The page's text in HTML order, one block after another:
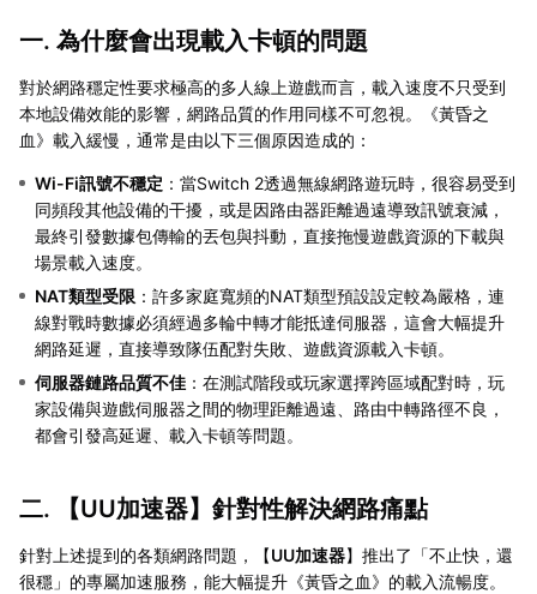
一. 為什麼會出現載入卡頓的問題
對於網路穩定性要求極高的多人線上遊戲而言，載入速度不只受到
本地設備效能的影響，網路品質的作用同樣不可忽視。《黃昏之
血》載入緩慢，通常是由以下三個原因造成的：
Wi-Fi訊號不穩定 ：當Switch 2透過無線網路遊玩時，很容易受到
同頻段其他設備的干擾，或是因路由器距離過遠導致訊號衰減，
最終引發數據包傳輸的丟包與抖動，直接拖慢遊戲資源的下載與
場景載入速度。
NAT類型受限 ：許多家庭寬頻的NAT類型預設設定較為嚴格，連
線對戰時數據必須經過多輪中轉才能抵達伺服器，這會大幅提升
網路延遲，直接導致隊伍配對失敗、遊戲資源載入卡頓。
伺服器鏈路品質不佳 ：在測試階段或玩家選擇跨區域配對時，玩
家設備與遊戲伺服器之間的物理距離過遠、路由中轉路徑不良，
都會引發高延遲、載入卡頓等問題。
二. 【UU加速器】針對性解決網路痛點
針對上述提到的各類網路問題，【UU加速器】推出了「不止快，還
很穩」的專屬加速服務，能大幅提升《黃昏之血》的載入流暢度。